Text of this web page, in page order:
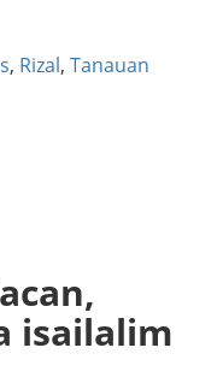
, Rizal, Tanauan
isailalim